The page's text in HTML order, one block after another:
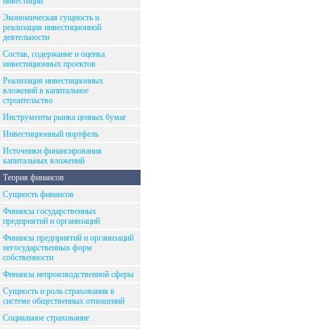
Экономическая сущность и
реализация инвестиционной
деятельности
Состав, содержание и оценка
инвестиционных проектов
Реализация инвестиционных
вложений в капитальное
строительство
Инструменты рынка ценных бумаг
Инвестиционный портфель
Источники финансирования
капитальных вложений
Теория финансов
Сущность финансов
Финансы государственных
предприятий и организаций
Финансы предприятий и организаций
негосударственных форм
собственности
Финансы непроизводственной сферы
Сущность и роль страхования в
системе общественных отношений
Социальное страхование